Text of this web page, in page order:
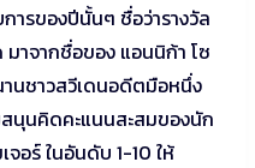
ารของปีนั้นๆ ชื่อว่ารางวัล
มาจากชื่อของ แอนนิก้า โซ
นชาวสวีเดนอดีตมือหนึ่ง
นุนคิดคะแนนสะสมของนัก
อร์ ในอันดับ 1-10 ให้